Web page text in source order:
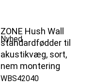
Nyhed
ZONE Hush Wall
standardfødder til
akustikvæg, sort,
nem montering
WBS42040